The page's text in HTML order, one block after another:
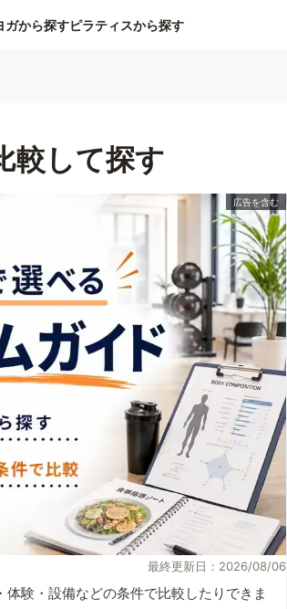
ガから探すピラティスから探す
較して探す
最終更新日：2026/08/06
験・設備などの条件で比較したりできま